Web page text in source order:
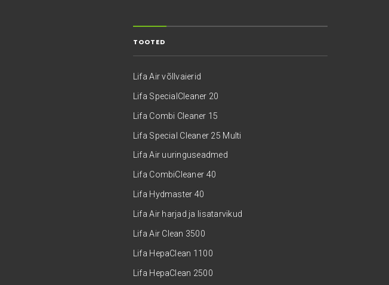
TOOTED
Lifa Air võllvaierid
Lifa SpecialCleaner 20
Lifa Combi Cleaner 15
Lifa Special Cleaner 25 Multi
Lifa Air uuringuseadmed
Lifa CombiCleaner 40
Lifa Hydmaster 40
Lifa Air harjad ja lisatarvikud
Lifa Air Clean 3500
Lifa HepaClean 1100
Lifa HepaClean 2500